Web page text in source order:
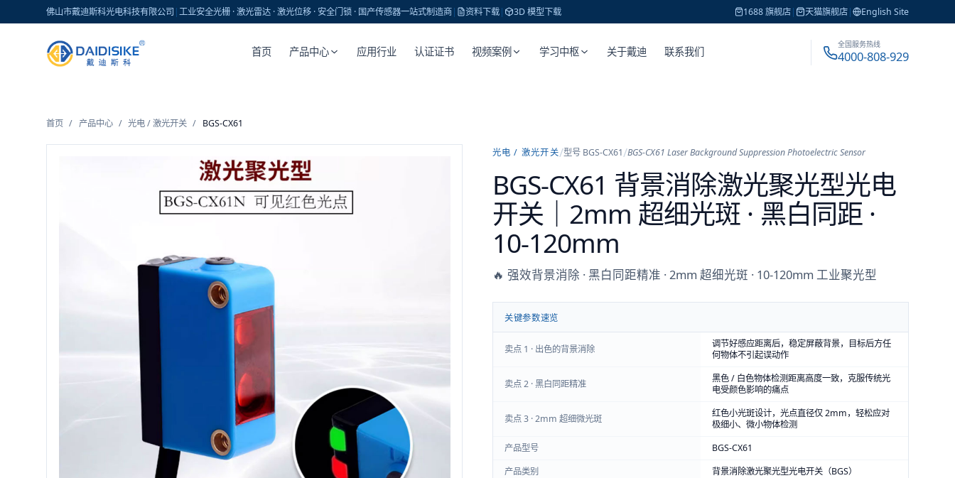
佛山市戴迪斯科光电科技有限公司 |工业安全光栅 · 激光雷达 · 激光位移 · 安全门锁 · 国产传感器一站式制造商| 资料下载| 3D 模型下载 1688 旗舰店| 天猫旗舰店| English Site
首页 产品中心 应用行业 认证证书 视频案例 学习中枢 关于戴迪 联系我们
全国服务热线
4000-808-929
首页 / 产品中心 / 光电 / 激光开关 / BGS-CX61
光电 / 激光开关/型号 BGS-CX61/BGS-CX61 Laser Background Suppression Photoelectric Sensor
BGS-CX61 背景消除激光聚光型光电
开关｜2mm 超细光斑 · 黑白同距 ·
10-120mm
🔥 强效背景消除 · 黑白同距精准 · 2mm 超细光斑 · 10-120mm 工业聚光型
关键参数速览
卖点 1 · 出色的背景消除
调节好感应距离后，稳定屏蔽背景，目标后方任
何物体不引起误动作
卖点 2 · 黑白同距精准
黑色 / 白色物体检测距离高度一致，克服传统光
电受颜色影响的痛点
卖点 3 · 2mm 超细微光斑
红色小光斑设计，光点直径仅 2mm，轻松应对
极细小、微小物体检测
产品型号
BGS-CX61
产品类别
背景消除激光聚光型光电开关（BGS）